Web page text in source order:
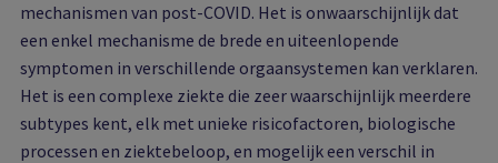
mechanismen van post-COVID. Het is onwaarschijnlijk dat
een enkel mechanisme de brede en uiteenlopende
symptomen in verschillende orgaansystemen kan verklaren.
Het is een complexe ziekte die zeer waarschijnlijk meerdere
subtypes kent, elk met unieke risicofactoren, biologische
processen en ziektebeloop, en mogelijk een verschil in